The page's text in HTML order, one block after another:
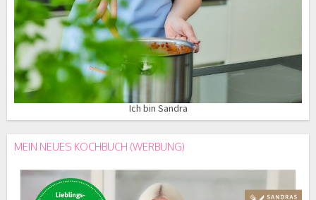
Ich bin Sandra
MEIN NEUES KOCHBUCH (WERBUNG)